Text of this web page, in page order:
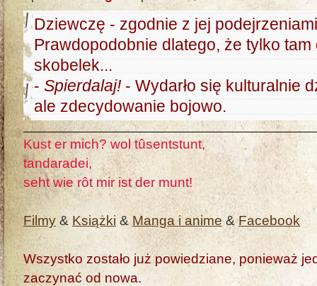
Dziewczę - zgodnie z jej
Prawdopodobnie dlatego, że tylko
skobelek...
- Spierdalaj! - Wydarło się kulturalnie
ale zdecydowanie bojowo.
Kust er mich? wol tûsentstunt,
tandaradei,
seht wie rôt mir ist der munt!
Filmy & Książki & Manga i anime&Facebook
Wszystko zostało już powiedziane, ponieważ
zaczynać od nowa.